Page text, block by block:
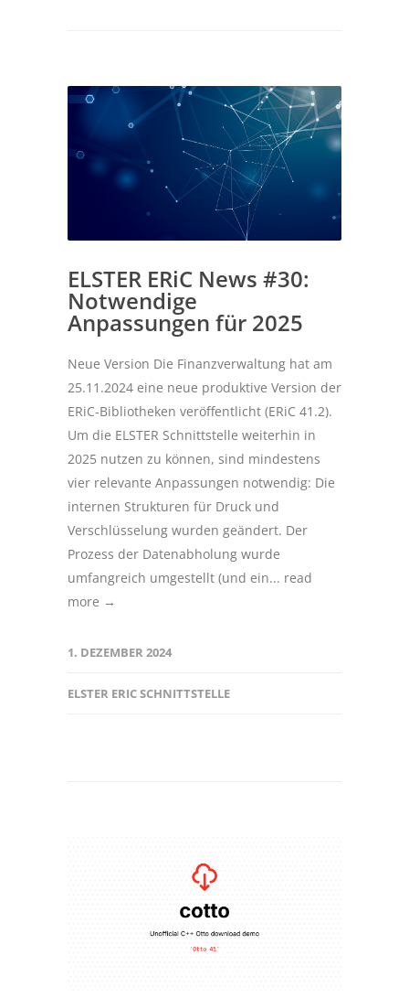
ELSTER ERiC News #30:
Notwendige
Anpassungen für 2025
Neue Version Die Finanzverwaltung hat am
25.11.2024 eine neue produktive Version der
ERiC-Bibliotheken veröffentlicht (ERiC 41.2).
Um die ELSTER Schnittstelle weiterhin in
2025 nutzen zu können, sind mindestens
vier relevante Anpassungen notwendig: Die
internen Strukturen für Druck und
Verschlüsselung wurden geändert. Der
Prozess der Datenabholung wurde
umfangreich umgestellt (und ein... read
more →
1. DEZEMBER 2024
ELSTER ERIC SCHNITTSTELLE